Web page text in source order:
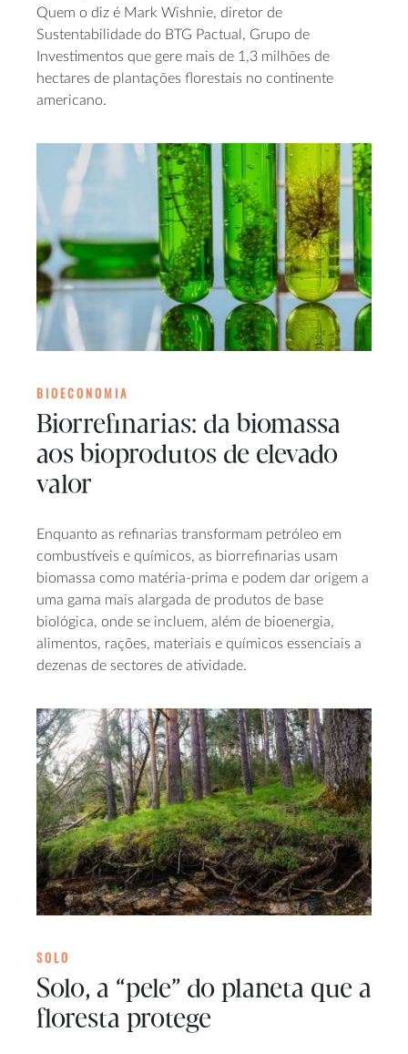
Quem o diz é Mark Wishnie, diretor de
Sustentabilidade do BTG Pactual, Grupo de
Investimentos que gere mais de 1,3 milhões de
hectares de plantações florestais no continente
americano.
BIOECONOMIA
Biorrefinarias: da biomassa
aos bioprodutos de elevado
valor
Enquanto as refinarias transformam petróleo em
combustíveis e químicos, as biorrefinarias usam
biomassa como matéria-prima e podem dar origem a
uma gama mais alargada de produtos de base
biológica, onde se incluem, além de bioenergia,
alimentos, rações, materiais e químicos essenciais a
dezenas de sectores de atividade.
SOLO
Solo, a “pele” do planeta que a
floresta protege